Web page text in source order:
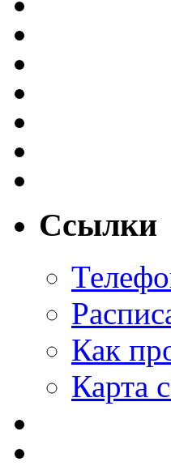
Ссылки
Как
Карта